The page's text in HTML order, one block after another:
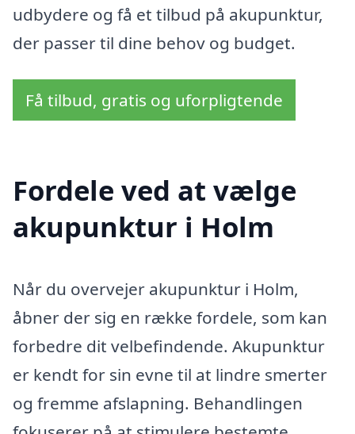
udbydere og få et tilbud på akupunktur,
der passer til dine behov og budget.
Få tilbud, gratis og uforpligtende
Fordele ved at vælge
akupunktur i Holm
Når du overvejer akupunktur i Holm,
åbner der sig en række fordele, som kan
forbedre dit velbefindende. Akupunktur
er kendt for sin evne til at lindre smerter
og fremme afslapning. Behandlingen